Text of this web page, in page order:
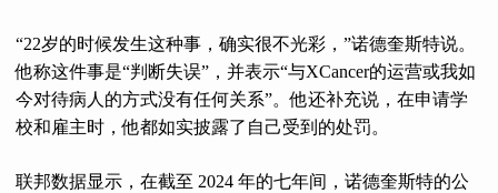
“22岁的时候发生这种事，确实很不光彩，”诺德奎斯特说。
他称这件事是“判断失误”，并表示“与XCancer的运营或我如
今对待病人的方式没有任何关系”。他还补充说，在申请学
校和雇主时，他都如实披露了自己受到的处罚。
联邦数据显示，在截至 2024 年的七年间，诺德奎斯特的公